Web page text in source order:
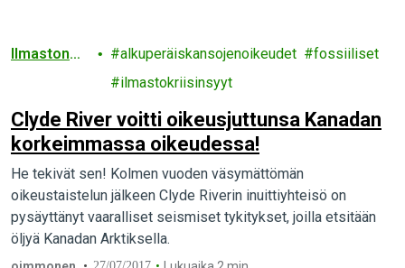
Ilmastonm
alkuperäiskansojenoikeudet
fossiiliset
ilmastokriisinsyyt
Clyde River voitti oikeusjuttunsa Kanadan
korkeimmassa oikeudessa!
He tekivät sen! Kolmen vuoden väsymättömän
oikeustaistelun jälkeen Clyde Riverin inuittiyhteisö on
pysäyttänyt vaaralliset seismiset tykitykset, joilla etsitään
öljyä Kanadan Arktiksella.